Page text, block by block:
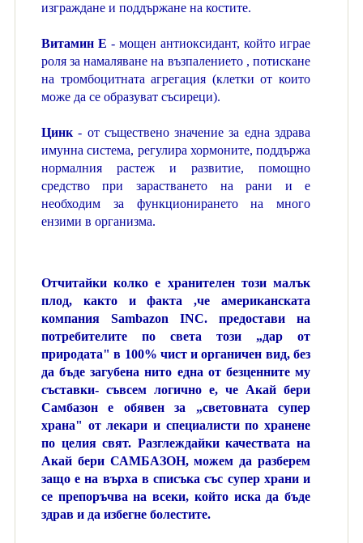
изграждане и поддържане на костите.
Витамин Е - мощен антиоксидант, който играе
роля за намаляване на възпалението , потискане
на тромбоцитната агрегация (клетки от които
може да се образуват съсиреци).
Цинк- от съществено значение за една здрава
имунна система, регулира хормоните, поддържа
нормалния растеж и развитие, помощно
средство при зарастването на рани и е
необходим за функционирането на много
ензими в организма.
Отчитайки колко е хранителен този малък
плод, както и факта ,че американската
компания Sambazon INC. предостави на
потребителите по света този „дар от
природата" в 100% чист и органичен вид, без
да бъде загубена нито една от безценните му
съставки- съвсем логично е, че Акай бери
Самбазон е обявен за „световната супер
храна" от лекари и специалисти по хранене
по целия свят. Разглеждайки качествата на
Акай бери САМБАЗОН, можем да разберем
защо е на върха в списъка със супер храни и
се препоръчва на всеки, който иска да бъде
здрав и да избегне болестите.